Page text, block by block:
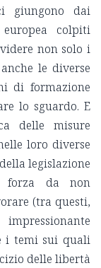
giungono dai
colpiti
non solo i
le diverse
di formazione
lo sguardo. E
delle misure
loro diverse
legislazione
forza da non
(tra questi,
i temi sui quali
delle libertà